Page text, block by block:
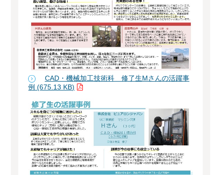
CAD・機械加工技術科 修了生Mさんの活躍事
例 (675.13 KB)